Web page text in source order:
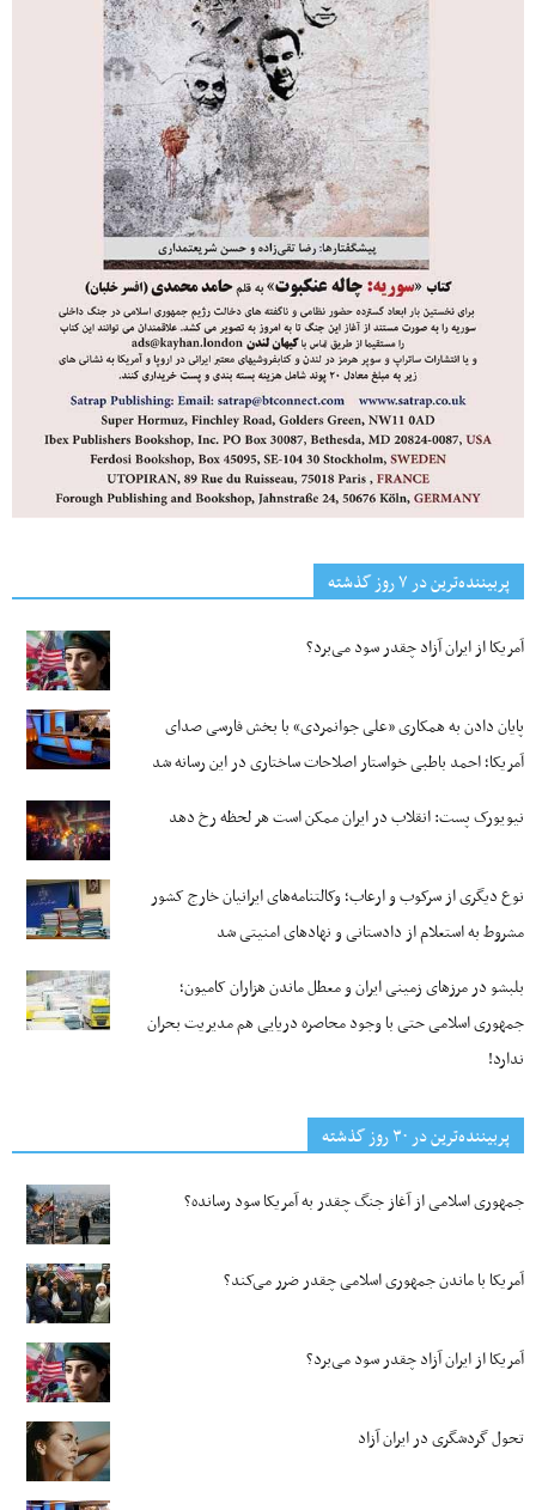
پربیننده‌ترین‌ در ۷ روز گذشته
آمریکا از ایران آزاد چقدر سود می‌برد؟
پایان دادن به همکاری «علی جوانمردی» با بخش فارسی صدای
آمریکا؛ احمد باطبی خواستار اصلاحات ساختاری در این رسانه شد
نیویورک پست: انقلاب در ایران ممکن است هر لحظه رخ دهد
نوع دیگری از سرکوب و ارعاب؛ وکالتنامه‌های ایرانیان خارج کشور
مشروط به استعلام از دادستانی و نهادهای امنیتی شد
بلبشو در مرزهای زمینی ایران و معطل ماندن هزاران کامیون؛
جمهوری اسلامی حتی با وجود محاصره دریایی هم مدیریت بحران
ندارد!
پربیننده‌ترین‌ در ۳۰ روز گذشته
جمهوری اسلامی از آغاز جنگ چقدر به آمریکا سود رسانده؟
آمریکا با ماندن جمهوری اسلامی چقدر ضرر می‌کند؟
آمریکا از ایران آزاد چقدر سود می‌برد؟
تحول گردشگری در ایران آزاد